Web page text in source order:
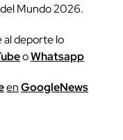
Mundo 2026.
al deporte lo
oWhatsapp
enGoogleNews